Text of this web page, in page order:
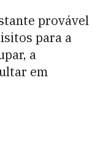
provável
para a
a
em